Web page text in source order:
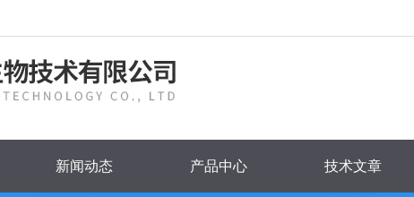
新闻动态 产品中心 技术文章